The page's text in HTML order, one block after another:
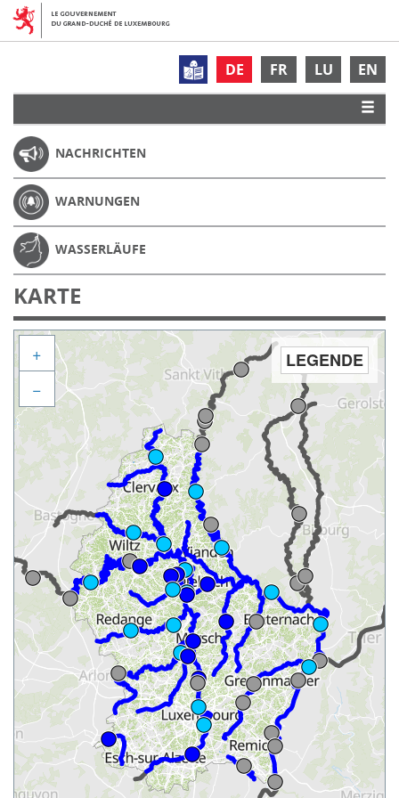
DE FR LU EN
NACHRICHTEN
WARNUNGEN
WASSERLÄUFE
KARTE
LEGENDE
+
−